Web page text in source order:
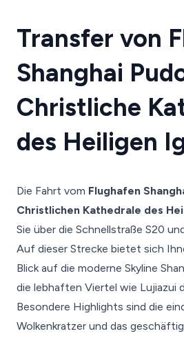
Transfer von
Shanghai
Christliche
des Heiligen
Die Fahrt vom Flughafen
Christlichen Kathedrale des
Sie über die Schnellstraße S20
Auf dieser Strecke bietet sich
Blick auf die moderne Skyline
die lebhaften Viertel wie Lujiazui
Besondere Highlights sind die
Wolkenkratzer und das